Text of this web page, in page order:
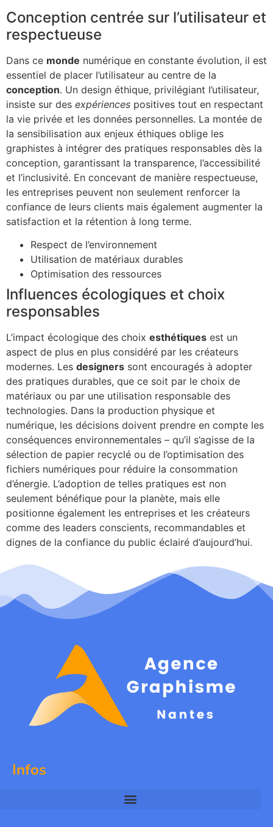
Conception centrée sur l’utilisateur et
respectueuse
Dans ce monde numérique en constante évolution, il est
essentiel de placer l’utilisateur au centre de la
conception. Un design éthique, privilégiant l’utilisateur,
insiste sur des expériences positives tout en respectant
la vie privée et les données personnelles. La montée de
la sensibilisation aux enjeux éthiques oblige les
graphistes à intégrer des pratiques responsables dès la
conception, garantissant la transparence, l’accessibilité
et l’inclusivité. En concevant de manière respectueuse,
les entreprises peuvent non seulement renforcer la
confiance de leurs clients mais également augmenter la
satisfaction et la rétention à long terme.
Respect de l’environnement
Utilisation de matériaux durables
Optimisation des ressources
Influences écologiques et choix
responsables
L’impact écologique des choix esthétiques est un
aspect de plus en plus considéré par les créateurs
modernes. Les designers sont encouragés à adopter
des pratiques durables, que ce soit par le choix de
matériaux ou par une utilisation responsable des
technologies. Dans la production physique et
numérique, les décisions doivent prendre en compte les
conséquences environnementales – qu’il s’agisse de la
sélection de papier recyclé ou de l’optimisation des
fichiers numériques pour réduire la consommation
d’énergie. L’adoption de telles pratiques est non
seulement bénéfique pour la planète, mais elle
positionne également les entreprises et les créateurs
comme des leaders conscients, recommandables et
dignes de la confiance du public éclairé d’aujourd’hui.
Infos